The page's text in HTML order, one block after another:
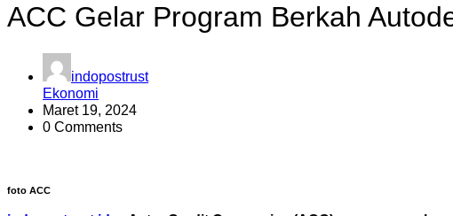
ACC Gelar Program Berkah
indopostrust
Ekonomi
Maret 19, 2024
0 Comments
foto ACC